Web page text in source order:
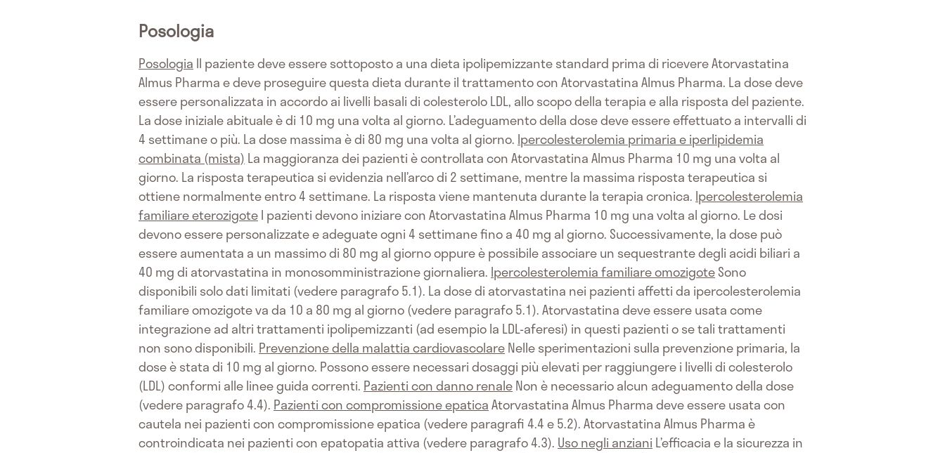
Posologia
Posologia Il paziente deve essere sottoposto a una dieta ipolipemizzante standard prima di ricevere Atorvastatina
Almus Pharma e deve proseguire questa dieta durante il trattamento con Atorvastatina Almus Pharma. La dose deve
essere personalizzata in accordo ai livelli basali di colesterolo LDL, allo scopo della terapia e alla risposta del paziente.
La dose iniziale abituale è di 10 mg una volta al giorno. L’adeguamento della dose deve essere effettuato a intervalli di
4 settimane o più. La dose massima è di 80 mg una volta al giorno. Ipercolesterolemia primaria e iperlipidemia
combinata (mista) La maggioranza dei pazienti è controllata con Atorvastatina Almus Pharma 10 mg una volta al
giorno. La risposta terapeutica si evidenzia nell’arco di 2 settimane, mentre la massima risposta terapeutica si
ottiene normalmente entro 4 settimane. La risposta viene mantenuta durante la terapia cronica. Ipercolesterolemia
familiare eterozigoteI pazienti devono iniziare con Atorvastatina Almus Pharma 10 mg una volta al giorno. Le dosi
devono essere personalizzate e adeguate ogni 4 settimane fino a 40 mg al giorno. Successivamente, la dose può
essere aumentata a un massimo di 80 mg al giorno oppure è possibile associare un sequestrante degli acidi biliari a
40 mg di atorvastatina in monosomministrazione giornaliera. Ipercolesterolemia familiare omozigoteSono
disponibili solo dati limitati (vedere paragrafo 5.1). La dose di atorvastatina nei pazienti affetti da ipercolesterolemia
familiare omozigote va da 10 a 80 mg al giorno (vedere paragrafo 5.1). Atorvastatina deve essere usata come
integrazione ad altri trattamenti ipolipemizzanti (ad esempio la LDL-aferesi) in questi pazienti o se tali trattamenti
non sono disponibili. Prevenzione della malattia cardiovascolareNelle sperimentazioni sulla prevenzione primaria, la
dose è stata di 10 mg al giorno. Possono essere necessari dosaggi più elevati per raggiungere i livelli di colesterolo
(LDL) conformi alle linee guida correnti. Pazienti con danno renaleNon è necessario alcun adeguamento della dose
(vedere paragrafo 4.4). Pazienti con compromissione epaticaAtorvastatina Almus Pharma deve essere usata con
cautela nei pazienti con compromissione epatica (vedere paragrafi 4.4 e 5.2). Atorvastatina Almus Pharma è
controindicata nei pazienti con epatopatia attiva (vedere paragrafo 4.3). Uso negli anziani L’efficacia e la sicurezza in